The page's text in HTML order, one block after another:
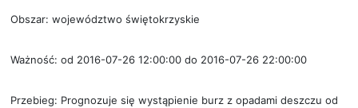
Obszar: województwo świętokrzyskie
Ważność: od 2016-07-26 12:00:00 do 2016-07-26 22:00:00
Przebieg: Prognozuje się wystąpienie burz z opadami deszczu od